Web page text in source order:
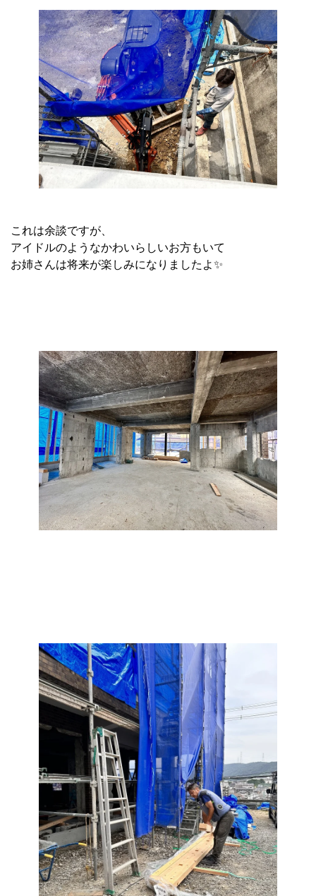
これは余談ですが、
アイドルのようなかわいらしいお方もいて
お姉さんは将来が楽しみになりましたよ✨